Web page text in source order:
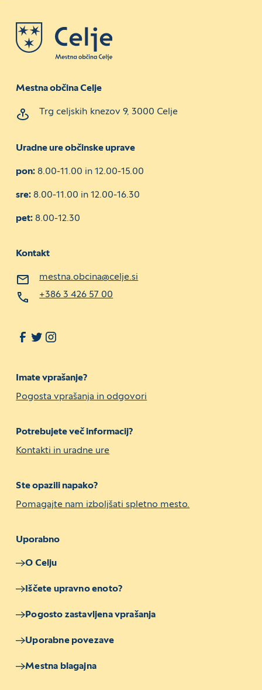
Mestna občina Celje
Trg celjskih knezov 9, 3000 Celje
Uradne ure občinske uprave
pon: 8.00-11.00 in 12.00-15.00
sre: 8.00-11.00 in 12.00-16.30
pet: 8.00-12.30
Kontakt
mestna.obcina@celje.si
+386 3 426 57 00
Imate vprašanje?
Pogosta vprašanja in odgovori
Potrebujete več informacij?
Kontakti in uradne ure
Ste opazili napako?
Pomagajte nam izboljšati spletno mesto.
Uporabno
O Celju
Iščete upravno enoto?
Pogosto zastavljena vprašanja
Uporabne povezave
Mestna blagajna